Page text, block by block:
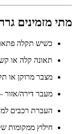
מתי מזמינים
כשיש תקלה
תאונה קלה או
מצבר מרוקן או
מעבר דירה/
העברת רכבים
חילוץ ממקומות